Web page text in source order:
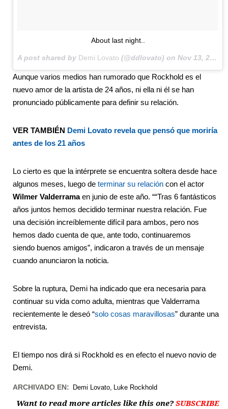
About last night..
A post shared by Demi Lovato (@ddlovato) on Nov 13, 2016 at 6:11pm PST
Aunque varios medios han rumorado que Rockhold es el
nuevo amor de la artista de 24 años, ni ella ni él se han
pronunciado públicamente para definir su relación.
VER TAMBIÉN Demi Lovato revela que pensó que moriría
antes de los 21 años
Lo cierto es que la intérprete se encuentra soltera desde hace
algunos meses, luego de terminar su relación con el actor
Wilmer Valderramaen junio de este año. ““Tras 6 fantásticos
años juntos hemos decidido terminar nuestra relación. Fue
una decisión increíblemente difícil para ambos, pero nos
hemos dado cuenta de que, ante todo, continuaremos
siendo buenos amigos”, indicaron a través de un mensaje
cuando anunciaron la noticia.
Sobre la ruptura, Demi ha indicado que era necesaria para
continuar su vida como adulta, mientras que Valderrama
recientemente le deseó “solo cosas maravillosas” durante una
entrevista.
El tiempo nos dirá si Rockhold es en efecto el nuevo novio de
Demi.
ARCHIVADO EN: Demi Lovato Luke Rockhold
Want to read more articles like this one?SUBSCRIBE